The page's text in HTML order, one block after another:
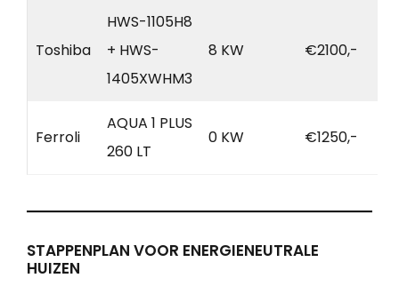
Toshiba
HWS-1105H8
+ HWS-
1405XWHM3
8 KW €2100,-
Ferroli
AQUA 1 PLUS
260 LT
0 KW €1250,-
STAPPENPLAN VOOR ENERGIENEUTRALE
HUIZEN